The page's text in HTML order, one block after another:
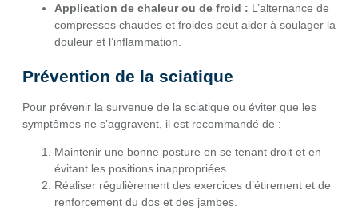
Application de chaleur ou de froid : L’alternance de
compresses chaudes et froides peut aider à soulager la
douleur et l’inflammation.
Prévention de la sciatique
Pour prévenir la survenue de la sciatique ou éviter que les
symptômes ne s’aggravent, il est recommandé de :
Maintenir une bonne posture en se tenant droit et en
évitant les positions inappropriées.
Réaliser régulièrement des exercices d’étirement et de
renforcement du dos et des jambes.